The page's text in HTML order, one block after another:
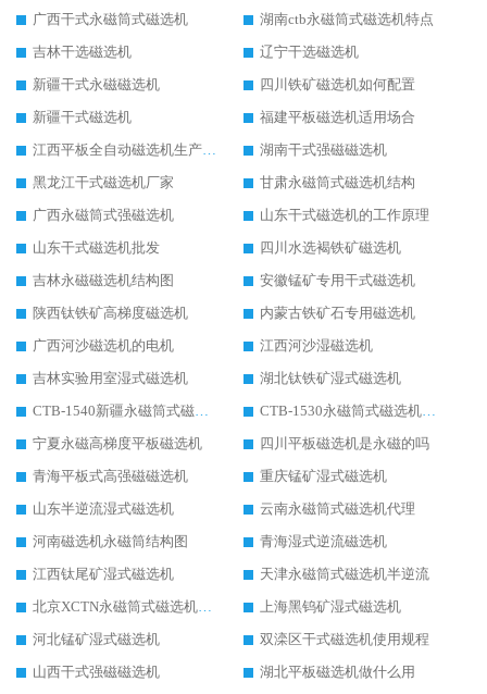
广西干式永磁筒式磁选机
湖南ctb永磁筒式磁选机特点
吉林干选磁选机
辽宁干选磁选机
新疆干式永磁磁选机
四川铁矿磁选机如何配置
新疆干式磁选机
福建平板磁选机适用场合
江西平板全自动磁选机生产厂家
湖南干式强磁磁选机
黑龙江干式磁选机厂家
甘肃永磁筒式磁选机结构
广西永磁筒式强磁选机
山东干式磁选机的工作原理
山东干式磁选机批发
四川水选褐铁矿磁选机
吉林永磁磁选机结构图
安徽锰矿专用干式磁选机
陕西钛铁矿高梯度磁选机
内蒙古铁矿石专用磁选机
广西河沙磁选机的电机
江西河沙湿磁选机
吉林实验用室湿式磁选机
湖北钛铁矿湿式磁选机
CTB-1540新疆永磁筒式磁选机
CTB-1530永磁筒式磁选机代理商
宁夏永磁高梯度平板磁选机
四川平板磁选机是永磁的吗
青海平板式高强磁磁选机
重庆锰矿湿式磁选机
山东半逆流湿式磁选机
云南永磁筒式磁选机代理
河南磁选机永磁筒结构图
青海湿式逆流磁选机
江西钛尾矿湿式磁选机
天津永磁筒式磁选机半逆流
北京XCTN永磁筒式磁选机磁块位置
上海黑钨矿湿式磁选机
河北锰矿湿式磁选机
双滦区干式磁选机使用规程
山西干式强磁磁选机
湖北平板磁选机做什么用